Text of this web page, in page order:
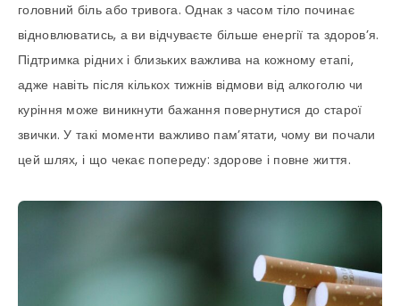
головний біль або тривога. Однак з часом тіло починає
відновлюватись, а ви відчуваєте більше енергії та здоров’я.
Підтримка рідних і близьких важлива на кожному етапі,
адже навіть після кількох тижнів відмови від алкоголю чи
куріння може виникнути бажання повернутися до старої
звички. У такі моменти важливо пам’ятати, чому ви почали
цей шлях, і що чекає попереду: здорове і повне життя.